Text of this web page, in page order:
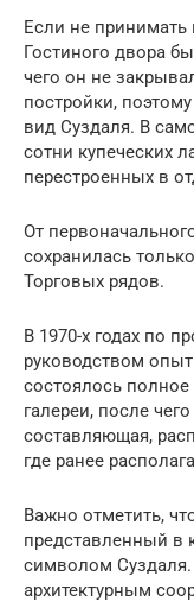
Если не
Гостиного двора
чего он не
постройки,
вид Суздаля. В
сотни купеческих
перестроенных в
От
сохранилась
Торговых рядов.
В 1970-х годах по
руководством
состоялось
галереи, после
составляющая,
где ранее
Важно отметить,
представленный в
символом
архитектурным